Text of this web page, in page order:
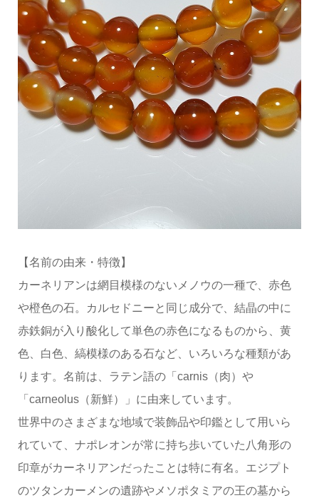
【名前の由来・特徴】
カーネリアンは網目模様のないメノウの一種で、赤色
や橙色の石。カルセドニーと同じ成分で、結晶の中に
赤鉄銅が入り酸化して単色の赤色になるものから、黄
色、白色、縞模様のある石など、いろいろな種類があ
ります。名前は、ラテン語の「carnis（肉）や
「carneolus（新鮮）」に由来しています。
世界中のさまざまな地域で装飾品や印鑑として用いら
れていて、ナポレオンが常に持ち歩いていた八角形の
印章がカーネリアンだったことは特に有名。エジプト
のツタンカーメンの遺跡やメソポタミアの王の墓から